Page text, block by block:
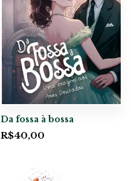
Da fossa à bossa
R$40,00